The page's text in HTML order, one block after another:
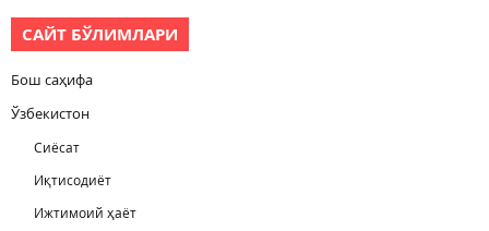
САЙТ БЎЛИМЛАРИ
Бош саҳифа
Ўзбекистон
Сиёсат
Иқтисодиёт
Ижтимоий ҳаёт